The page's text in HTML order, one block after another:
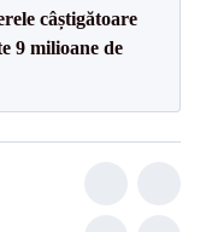
câștigătoare
9 milioane de